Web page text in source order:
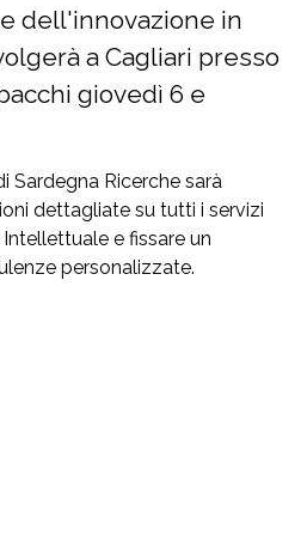
dell'innovazione in
a Cagliari presso
giovedì 6 e
Sardegna Ricerche sarà
dettagliate su tutti i servizi
e fissare un
personalizzate.